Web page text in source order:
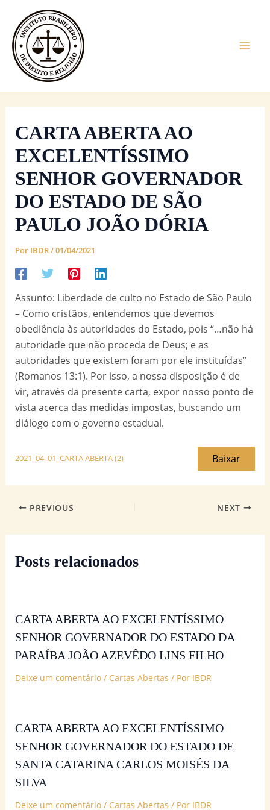
para
conteúdo
CARTA ABERTA AO
EXCELENTÍSSIMO
SENHOR GOVERNADOR
DO ESTADO DE SÃO
PAULO JOÃO DÓRIA
Por IBDR/01/04/2021
Assunto: Liberdade de culto no Estado de São Paulo
– Como cristãos, entendemos que devemos
obediência às autoridades do Estado, pois “…não há
autoridade que não proceda de Deus; e as
autoridades que existem foram por ele instituídas”
(Romanos 13:1). Por isso, a nossa disposição é de
vir, através da presente carta, expor nosso ponto de
vista acerca das medidas impostas, buscando um
diálogo com o governo estadual.
2021_04_01_CARTA ABERTA (2) Baixar
PREVIOUS NEXT
Posts relacionados
CARTA ABERTA AO EXCELENTÍSSIMO
SENHOR GOVERNADOR DO ESTADO DA
PARAÍBA JOÃO AZEVÊDO LINS FILHO
Deixe um comentário / Cartas Abertas / Por IBDR
CARTA ABERTA AO EXCELENTÍSSIMO
SENHOR GOVERNADOR DO ESTADO DE
SANTA CATARINA CARLOS MOISÉS DA
SILVA
Deixe um comentário / Cartas Abertas / Por IBDR